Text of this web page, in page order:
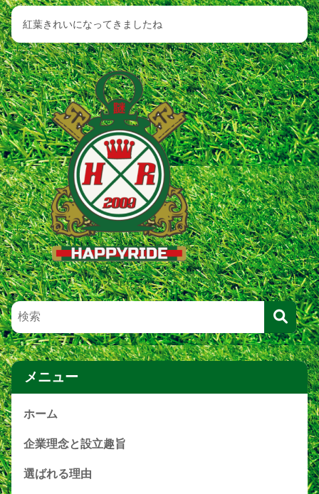
紅葉きれいになってきましたね
メニュー
ホーム
企業理念と設立趣旨
選ばれる理由